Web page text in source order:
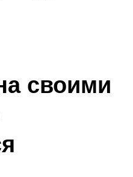
своими